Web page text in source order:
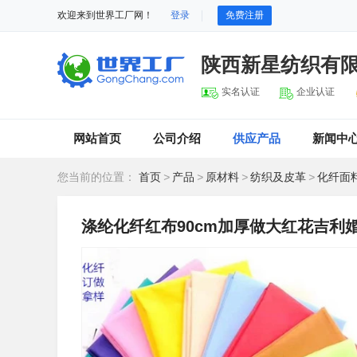
欢迎来到世界工厂网！ 登录 免费注册
陕西新星纺织有
实名认证 企业认证
网站首页 公司介绍 供应产品 新闻中
您当前的位置： 首页 > 产品 > 原材料 >纺织及皮革 >化纤面
涤纶化纤红布90cm加厚做大红花吉利